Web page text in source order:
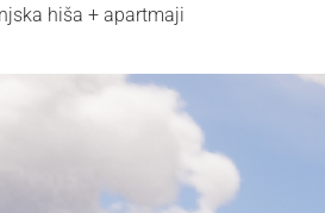
hiša + apartmaji